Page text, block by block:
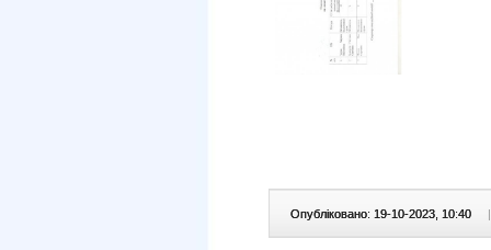
Опубліковано: 19-10-2023, 10:40 |